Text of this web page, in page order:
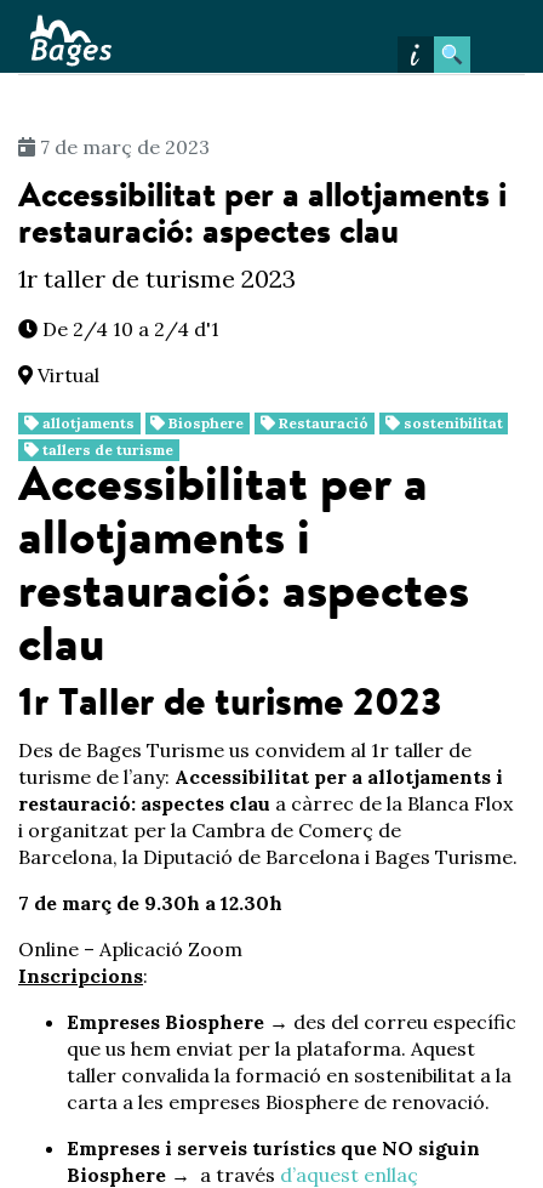
Inici
subvencions
7 de març de 2023
Accessibilitat per a allotjaments i
restauració: aspectes clau
1r taller de turisme 2023
De 2/4 10 a 2/4 d'1
Virtual
allotjaments Biosphere Restauració
sostenibilitat
tallers de turisme
Accessibilitat per a
allotjaments i
restauració: aspectes
clau
1r Taller de turisme 2023
Des de Bages Turisme us convidem al 1r taller de
turisme de l’any: Accessibilitat per a allotjaments i
restauració: aspectes clau a càrrec de la Blanca Flox
i organitzat per la Cambra de Comerç de
Barcelona, la Diputació de Barcelona i Bages Turisme.
7 de març de 9.30h a 12.30h
Online – Aplicació Zoom
Inscripcions:
Empreses Biosphere → des del correu específic
que us hem enviat per la plataforma. Aquest
taller convalida la formació en sostenibilitat a la
carta a les empreses Biosphere de renovació.
Empreses i serveis turístics que NO siguin
Biosphere → a través d’aquest enllaç